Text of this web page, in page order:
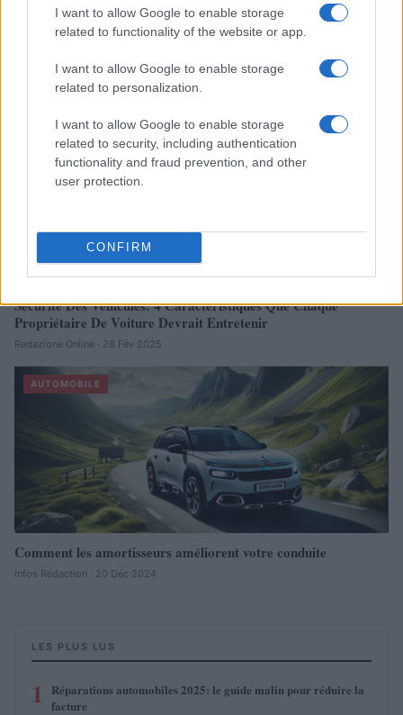
I want to allow Google to enable storage
related to functionality of the website or app.
I want to allow Google to enable storage
related to personalization.
I want to allow Google to enable storage
related to security, including authentication
functionality and fraud prevention, and other
user protection.
CONFIRM
Réparations automobiles 2025: le guide malin pour réduire la
Infos Rédaction · 27 Août 2025
Sécurité Des Véhicules: 4 Caractéristiques Que Chaque
Propriétaire De Voiture Devrait Entretenir
Redazione Online · 28 Fév 2025
AUTOMOBILE
Comment les amortisseurs améliorent votre conduite
Infos Rédaction · 20 Déc 2024
LES PLUS LUS
1
Réparations automobiles 2025: le guide malin pour réduire la
facture